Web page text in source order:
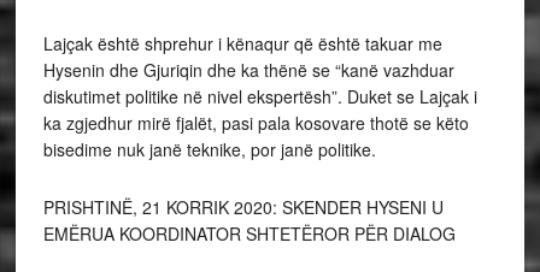
Lajçak është shprehur i kënaqur që është takuar me
Hysenin dhe Gjuriqin dhe ka thënë se “kanë vazhduar
diskutimet politike në nivel ekspertësh”. Duket se Lajçak i
ka zgjedhur mirë fjalët, pasi pala kosovare thotë se këto
bisedime nuk janë teknike, por janë politike.
PRISHTINË, 21 KORRIK 2020: SKENDER HYSENI U
EMËRUA KOORDINATOR SHTETËROR PËR DIALOG